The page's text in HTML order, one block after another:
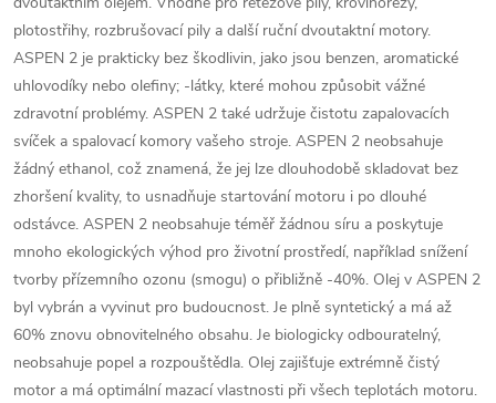
plotostřihy, rozbrušovací pily a další ruční dvoutaktní motory.
ASPEN 2 je prakticky bez škodlivin, jako jsou benzen, aromatické
uhlovodíky nebo olefiny; -látky, které mohou způsobit vážné
zdravotní problémy. ASPEN 2 také udržuje čistotu zapalovacích
svíček a spalovací komory vašeho stroje. ASPEN 2 neobsahuje
žádný ethanol, což znamená, že jej lze dlouhodobě skladovat bez
zhoršení kvality, to usnadňuje startování motoru i po dlouhé
odstávce. ASPEN 2 neobsahuje téměř žádnou síru a poskytuje
mnoho ekologických výhod pro životní prostředí, například snížení
tvorby přízemního ozonu (smogu) o přibližně -40%. Olej v ASPEN 2
byl vybrán a vyvinut pro budoucnost. Je plně syntetický a má až
60% znovu obnovitelného obsahu. Je biologicky odbouratelný,
neobsahuje popel a rozpouštědla. Olej zajišťuje extrémně čistý
motor a má optimální mazací vlastnosti při všech teplotách motoru.